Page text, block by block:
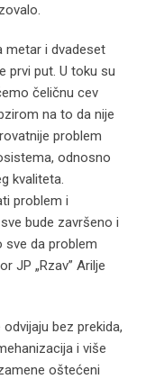
metar i dvadeset
prvi put. U toku su
čeličnu cev
na to da nije
problem
odnosno
kvaliteta.
problem i
bude završeno i
sve da problem
JP „Rzav” Arilje
bez prekida,
i više
oštećeni